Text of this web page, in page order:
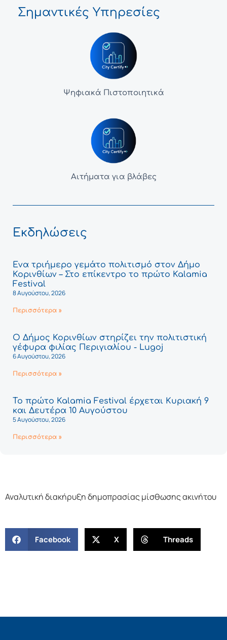
Σημαντικές Υπηρεσίες
Ψηφιακά Πιστοποιητικά
Αιτήματα για βλάβες
Εκδηλώσεις
Ένα τριήμερο γεμάτο πολιτισμό στον Δήμο
Κορινθίων – Στο επίκεντρο το πρώτο Kalamia
Festival
8 Αυγούστου, 2026
Περισσότερα »
Ο Δήμος Κορινθίων στηρίζει την πολιτιστική
γέφυρα φιλίας Περιγιαλίου - Lugoj
6 Αυγούστου, 2026
Περισσότερα »
Το πρώτο Kalamia Festival έρχεται Κυριακή 9
και Δευτέρα 10 Αυγούστου
5 Αυγούστου, 2026
Περισσότερα »
Αναλυτική διακήρυξη δημοπρασίας μίσθωσης ακινήτου
Facebook X Threads